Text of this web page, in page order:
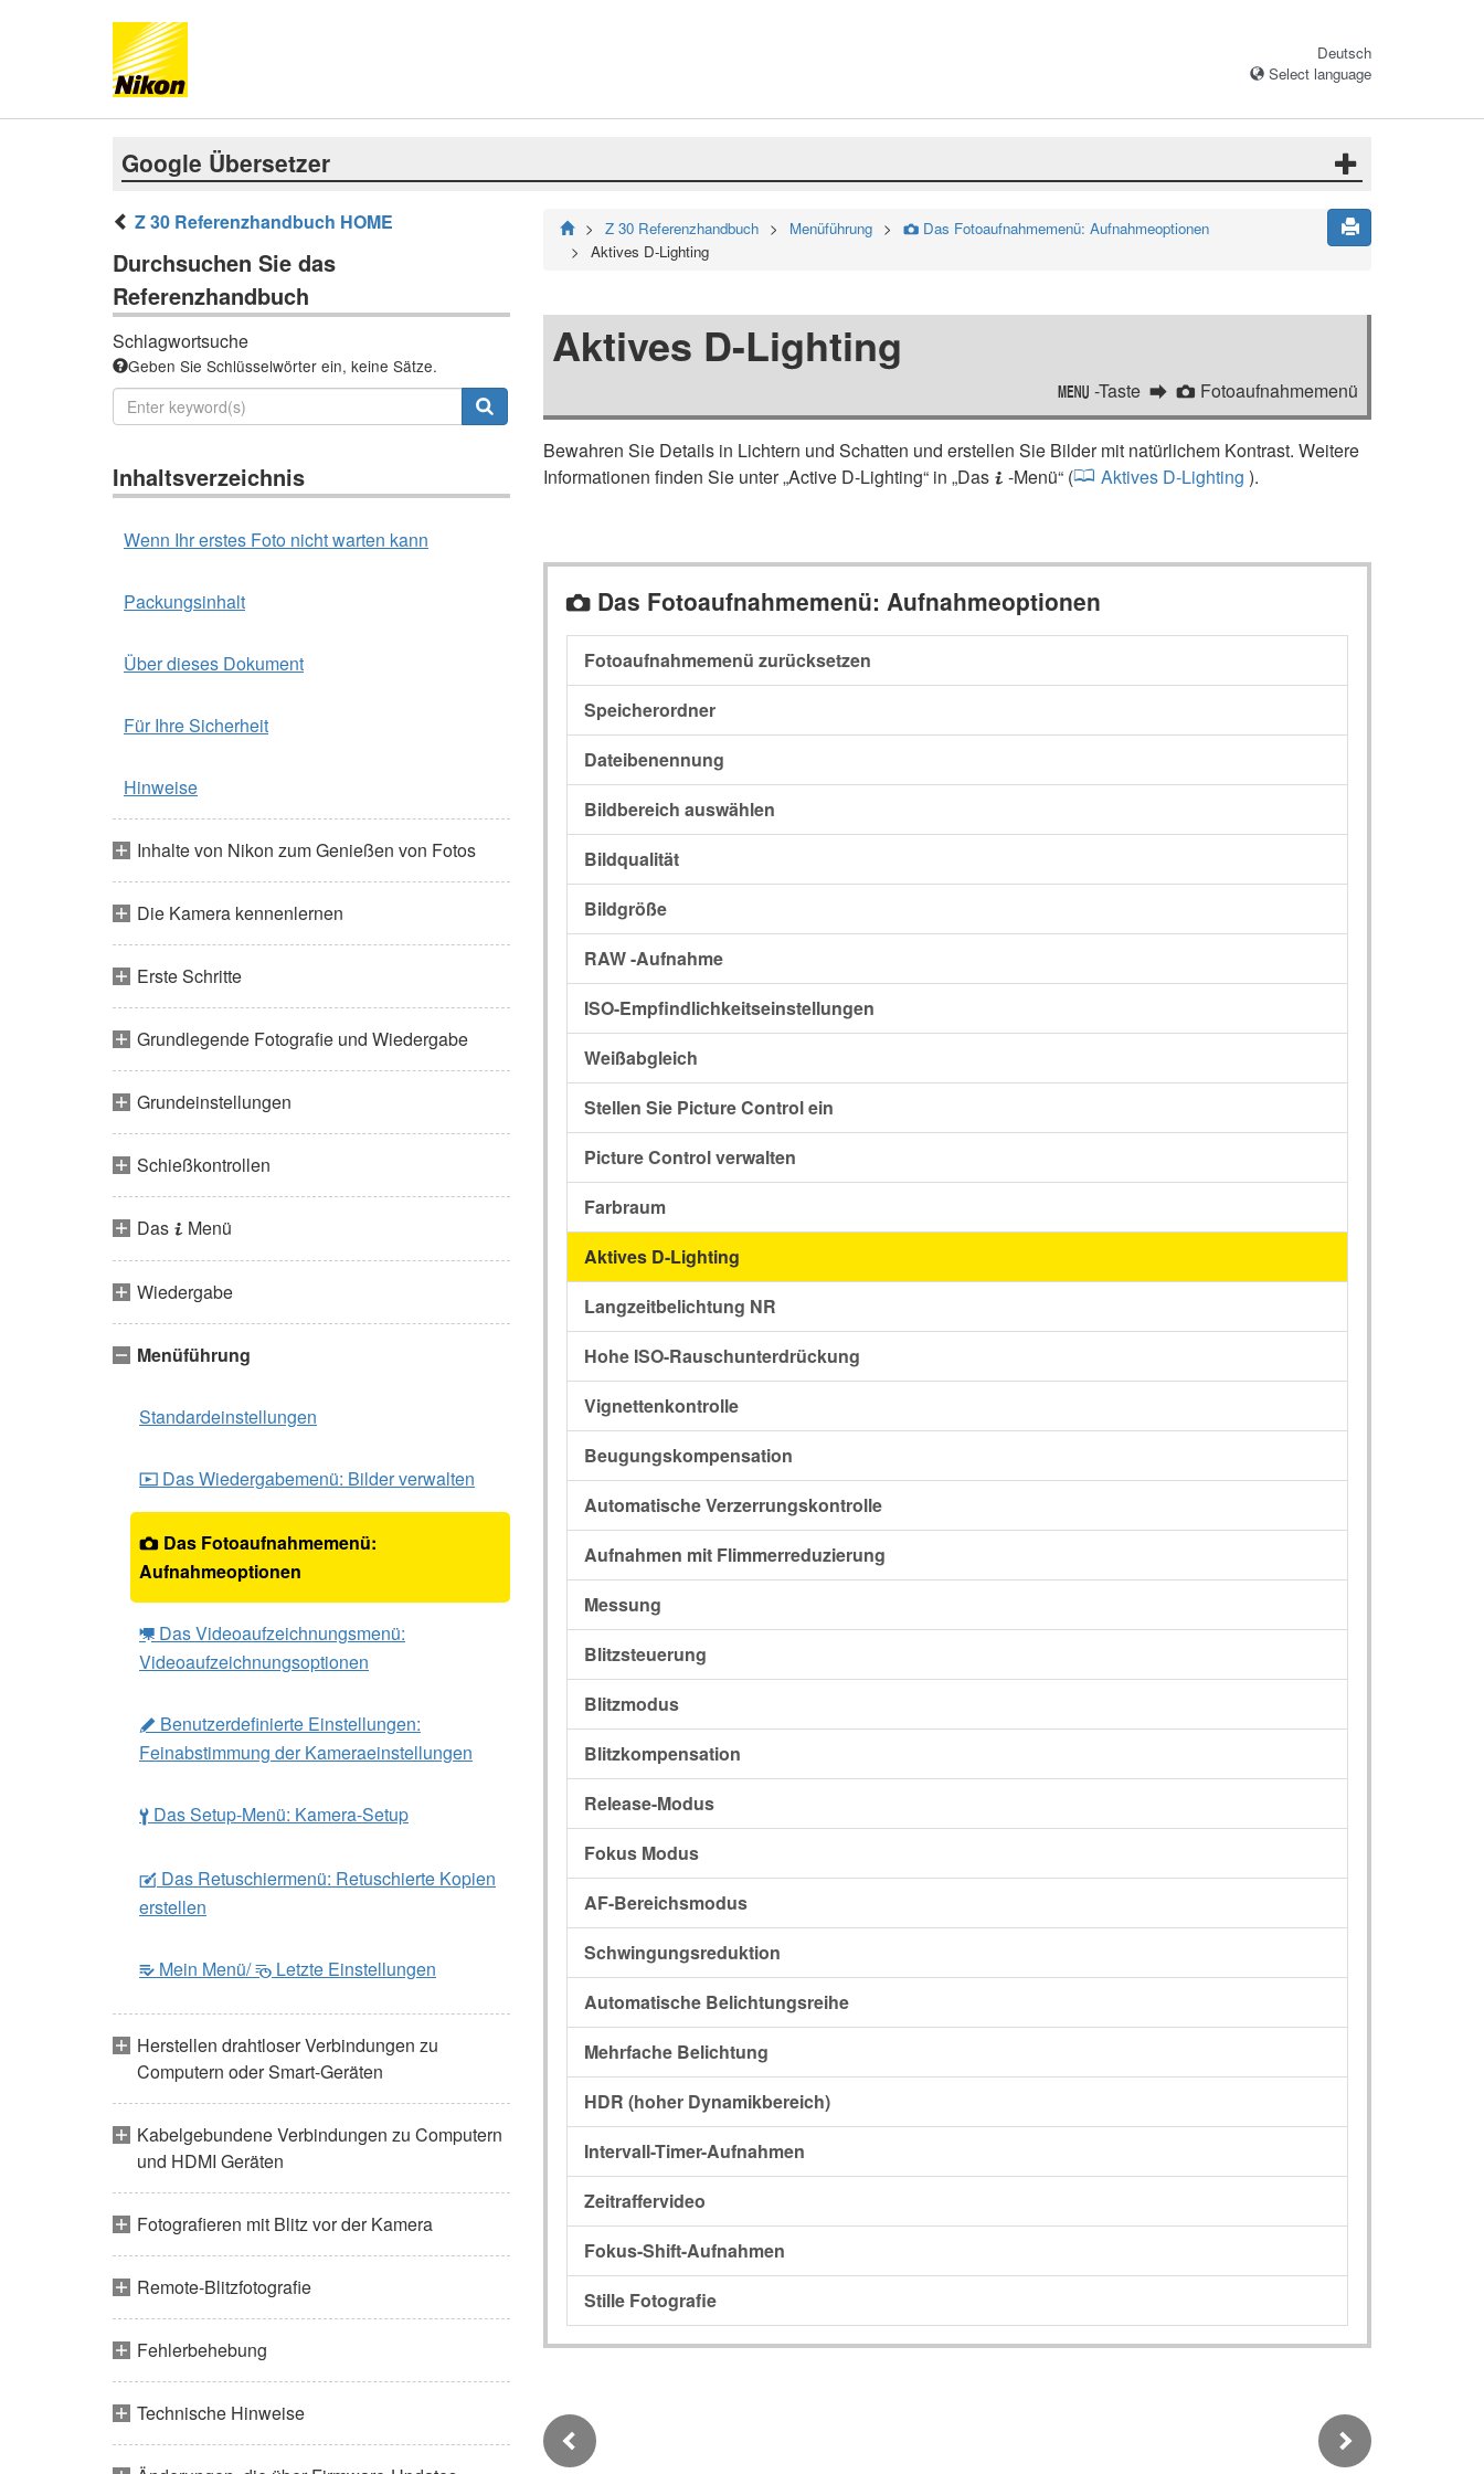
Deutsch
Select language
Google Übersetzer
Z 30 Referenzhandbuch HOME
Durchsuchen Sie das
Referenzhandbuch
Schlagwortsuche
Geben Sie Schlüsselwörter ein, keine Sätze.
Inhaltsverzeichnis
Wenn Ihr erstes Foto nicht warten kann
Packungsinhalt
Über dieses Dokument
Für Ihre Sicherheit
Hinweise
Inhalte von Nikon zum Genießen von Fotos
Die Kamera kennenlernen
Erste Schritte
Grundlegende Fotografie und Wiedergabe
Grundeinstellungen
Schießkontrollen
Das i Menü
Wiedergabe
Menüführung
Standardeinstellungen
D Das Wiedergabemenü: Bilder verwalten
C Das Fotoaufnahmemenü:
Aufnahmeoptionen
1 Das Videoaufzeichnungsmenü:
Videoaufzeichnungsoptionen
A Benutzerdefinierte Einstellungen:
Feinabstimmung der Kameraeinstellungen
B Das Setup-Menü: Kamera-Setup
N Das Retuschiermenü: Retuschierte Kopien
erstellen
O Mein Menü/m Letzte Einstellungen
Herstellen drahtloser Verbindungen zu
Computern oder Smart-Geräten
Kabelgebundene Verbindungen zu Computern
und HDMI Geräten
Fotografieren mit Blitz vor der Kamera
Remote-Blitzfotografie
Fehlerbehebung
Technische Hinweise
Z 30 Referenzhandbuch Menüführung C Das Fotoaufnahmemenü: Aufnahmeoptionen
Aktives D-Lighting
Aktives D-Lighting
G -Taste C Fotoaufnahmemenü
Bewahren Sie Details in Lichtern und Schatten und erstellen Sie Bilder mit natürlichem Kontrast. Weitere
Informationen finden Sie unter „Active D-Lighting“ in „Das i -Menü“ ( Aktives D-Lighting ).
C Das Fotoaufnahmemenü: Aufnahmeoptionen
Fotoaufnahmemenü zurücksetzen
Speicherordner
Dateibenennung
Bildbereich auswählen
Bildqualität
Bildgröße
RAW -Aufnahme
ISO-Empfindlichkeitseinstellungen
Weißabgleich
Stellen Sie Picture Control ein
Picture Control verwalten
Farbraum
Aktives D-Lighting
Langzeitbelichtung NR
Hohe ISO-Rauschunterdrückung
Vignettenkontrolle
Beugungskompensation
Automatische Verzerrungskontrolle
Aufnahmen mit Flimmerreduzierung
Messung
Blitzsteuerung
Blitzmodus
Blitzkompensation
Release-Modus
Fokus Modus
AF-Bereichsmodus
Schwingungsreduktion
Automatische Belichtungsreihe
Mehrfache Belichtung
HDR (hoher Dynamikbereich)
Intervall-Timer-Aufnahmen
Zeitraffervideo
Fokus-Shift-Aufnahmen
Stille Fotografie